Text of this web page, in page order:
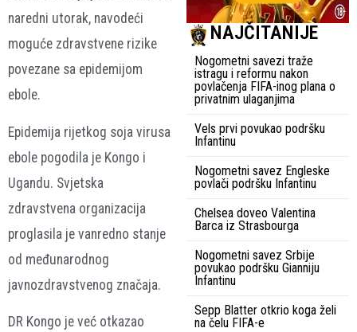
naredni utorak, navodeći
moguće zdravstvene rizike
povezane sa epidemijom
ebole.
Epidemija rijetkog soja virusa
ebole pogodila je Kongo i
Ugandu. Svjetska
zdravstvena organizacija
proglasila je vanredno stanje
od međunarodnog
javnozdravstvenog značaja.
DR Kongo je već otkazao
NAJČITANIJE
Nogometni savezi traže
istragu i reformu nakon
povlačenja FIFA-inog plana o
privatnim ulaganjima
Vels prvi povukao podršku
Infantinu
Nogometni savez Engleske
povlači podršku Infantinu
Chelsea doveo Valentina
Barca iz Strasbourga
Nogometni savez Srbije
povukao podršku Gianniju
Infantinu
Sepp Blatter otkrio koga želi
na čelu FIFA-e